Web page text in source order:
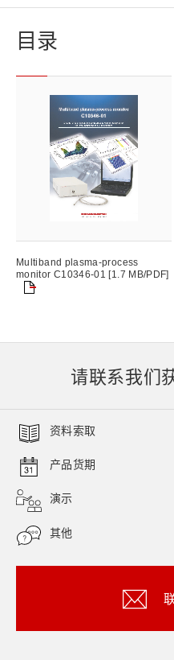
目录
Multiband plasma-process
monitor C10346-01 [1.7 MB/PDF]
请联系我们
资料索取
产品货期
演示
其他